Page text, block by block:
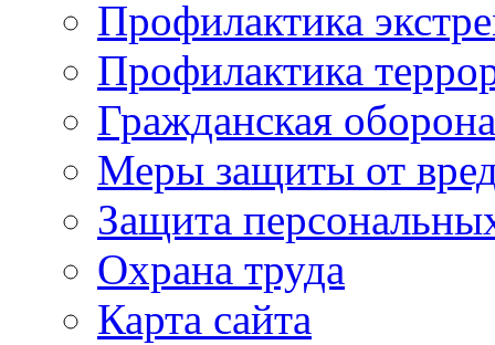
Профилактика
Профилактика
Гражданская оборона
Меры защиты от
Защита
Охрана труда
Карта сайта